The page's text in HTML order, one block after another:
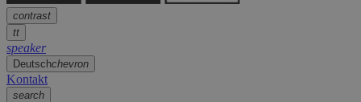
contrast
tt
speaker
Deutschchevron
Kontakt
search